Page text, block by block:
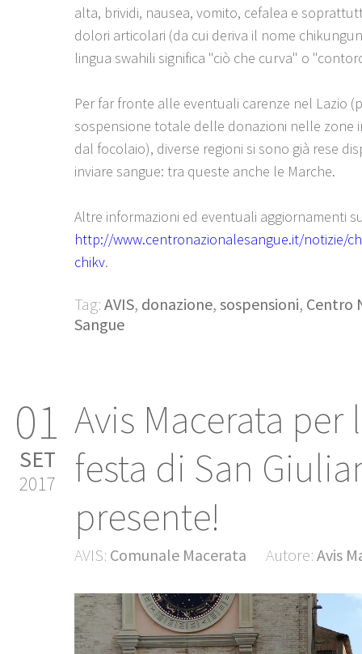
alta, brividi, nausea, vomito, cefalea e
dolori articolari (da cui deriva il nome
lingua swahili significa "ciò che curva" o
Per far fronte alle eventuali carenze nel Lazio
sospensione totale delle donazioni nelle zone
dal focolaio), diverse regioni si sono già rese
inviare sangue: tra queste anche le Marche.
Altre informazioni ed eventuali aggiornamenti
http://www.centronazionalesangue.it/notizie/
chikv.
Tag: AVIS, donazione, sospensioni, Centro
Sangue
01
SET
2017
Avis Macerata per
festa di San
presente!
AVIS: Comunale Macerata Autore: Avis